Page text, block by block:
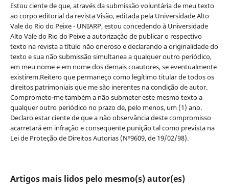
Estou ciente de que, através da submissão voluntária de meu texto
ao corpo editorial da revista Visão, editada pela Universidade Alto
Vale do Rio do Peixe - UNIARP, estou concedendo à Universidade
Alto Vale do Rio do Peixe a autorização de publicar o respectivo
texto na revista a título não oneroso e declarando a originalidade do
texto e sua não submissão simultanea a qualquer outro periódico,
em meu nome e em nome dos demais coautores, se eventualmente
existirem.Reitero que permaneço como legítimo titular de todos os
direitos patrimoniais que me são inerentes na condição de autor.
Comprometo-me também a não submeter este mesmo texto a
qualquer outro periódico no prazo de, pelo menos, um (1) ano.
Declaro estar ciente de que a não observância deste compromisso
acarretará em infração e conseqüente punição tal como prevista na
Lei de Proteção de Direitos Autorias (Nº9609, de 19/02/98).
Artigos mais lidos pelo mesmo(s) autor(es)